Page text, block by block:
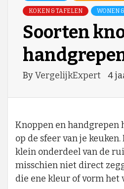
KOKEN & TAFELEN WONEN
Soorten
ByVergelijkExpert 4
Knoppen en handgrepen
op de sfeer van je
klein onderdeel van de
misschien niet direct
die ene kleur of vorm het